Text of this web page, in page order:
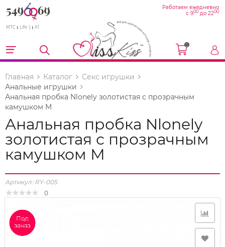
МТС Life :) A1
Работаем ежедневно
с 900 до 2200
0
Главная Каталог
Секс игрушки
Анальные игрушки
Анальная пробка Nlonely золотистая с прозрачным
камушком М
Анальная пробка Nlonely
золотистая с прозрачным
камушком М
Артикул: RY-005
0